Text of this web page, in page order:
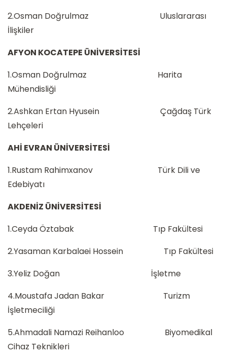
2.Osman Doğrulmaz Uluslararası
İlişkiler
AFYON KOCATEPE ÜNİVERSİTESİ
1.Osman Doğrulmaz Harita
Mühendisliği
2.Ashkan Ertan Hyusein Çağdaş Türk
Lehçeleri
AHİ EVRAN ÜNİVERSİTESİ
1.Rustam Rahimxanov Türk Dili ve
Edebiyatı
AKDENİZ ÜNİVERSİTESİ
1.Ceyda Öztabak Tıp Fakültesi
2.Yasaman Karbalaei Hossein Tıp Fakültesi
3.Yeliz Doğan İşletme
4.Moustafa Jadan Bakar Turizm
İşletmeciliği
5.Ahmadali Namazi Reihanloo Biyomedikal
Cihaz Teknikleri